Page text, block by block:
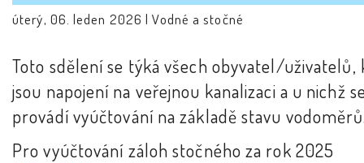
úterý, 06. leden 2026 |Vodné a stočné
Toto sdělení se týká všech obyvatel/uživatelů,
jsou napojení na veřejnou kanalizaci a u nichž
provádí vyúčtování na základě stavu
Pro vyúčtování záloh stočného za rok 2025